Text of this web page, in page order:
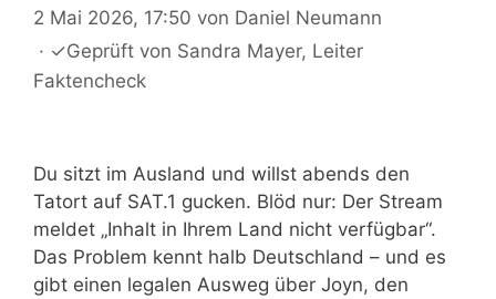
2 Mai 2026, 17:50 von Daniel Neumann
· ✓Geprüft von Sandra Mayer, Leiter
Faktencheck
Du sitzt im Ausland und willst abends den
Tatort auf SAT.1 gucken. Blöd nur: Der Stream
meldet „Inhalt in Ihrem Land nicht verfügbar“.
Das Problem kennt halb Deutschland – und es
gibt einen legalen Ausweg über Joyn, den